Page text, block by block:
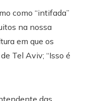
como “intifada”
na nossa
em que os
Tel Aviv; “Isso é